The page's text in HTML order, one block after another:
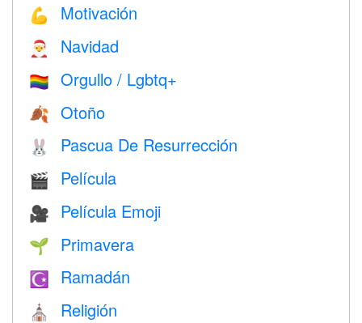
💪 Motivación
🎅 Navidad
🏳️‍🌈 Orgullo / Lgbtq+
🍂 Otoño
🐰 Pascua De Resurrección
🎬 Película
🎥 Película Emoji
🌱 Primavera
☪️ Ramadán
⛪️ Religión